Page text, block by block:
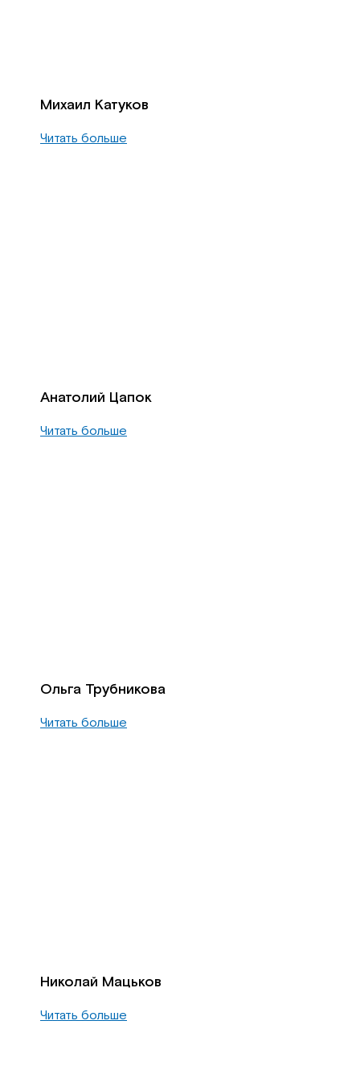
Михаил Катуков
Читать больше
Анатолий Цапок
Читать больше
Ольга Трубникова
Читать больше
Николай Мацьков
Читать больше